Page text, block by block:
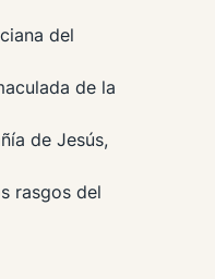
del
de la
de Jesús,
rasgos del